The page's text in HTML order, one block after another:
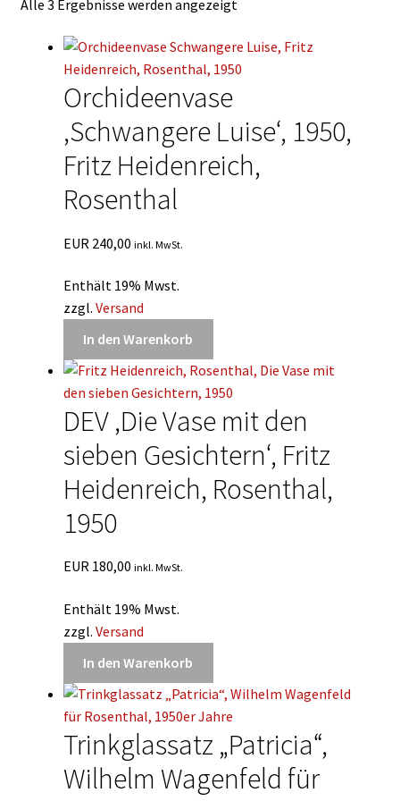
English
Alle 3 Ergebnisse werden angezeigt
Orchideenvase
‚Schwangere Luise‘, 1950,
Fritz Heidenreich,
Rosenthal
EUR 240,00 inkl. MwSt.
Enthält 19% Mwst.
zzgl. Versand
In den Warenkorb
DEV ‚Die Vase mit den
sieben Gesichtern‘, Fritz
Heidenreich, Rosenthal,
1950
EUR180,00 inkl. MwSt.
Enthält 19% Mwst.
zzgl. Versand
In den Warenkorb
Trinkglassatz „Patricia“,
Wilhelm Wagenfeld für